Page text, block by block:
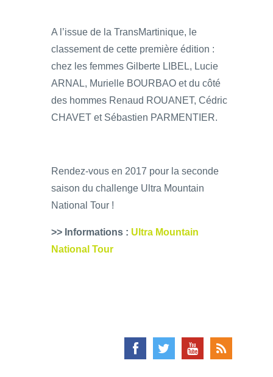
A l’issue de la TransMartinique, le
classement de cette première édition :
chez les femmes Gilberte LIBEL, Lucie
ARNAL, Murielle BOURBAO et du côté
des hommes Renaud ROUANET, Cédric
CHAVET et Sébastien PARMENTIER.
Rendez-vous en 2017 pour la seconde
saison du challenge Ultra Mountain
National Tour !
>> Informations : Ultra Mountain
National Tour